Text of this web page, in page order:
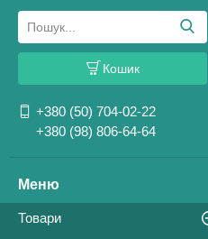
Кошик
+380 (50) 704-02-22
+380 (98) 806-64-64
Товари